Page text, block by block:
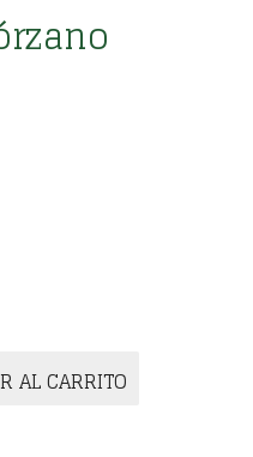
AL CARRITO